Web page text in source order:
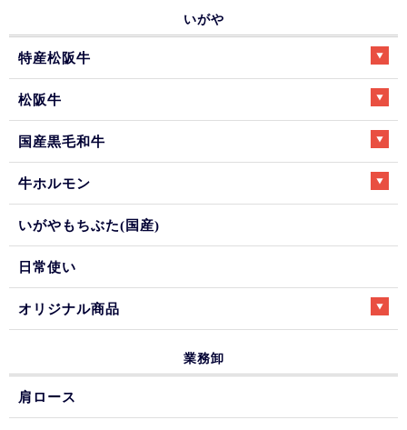
いがや
特産松阪牛
松阪牛
国産黒毛和牛
牛ホルモン
いがやもちぶた(国産)
日常使い
オリジナル商品
業務卸
肩ロース